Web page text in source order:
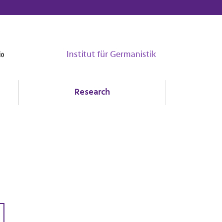
Institut für Germanistik
Research